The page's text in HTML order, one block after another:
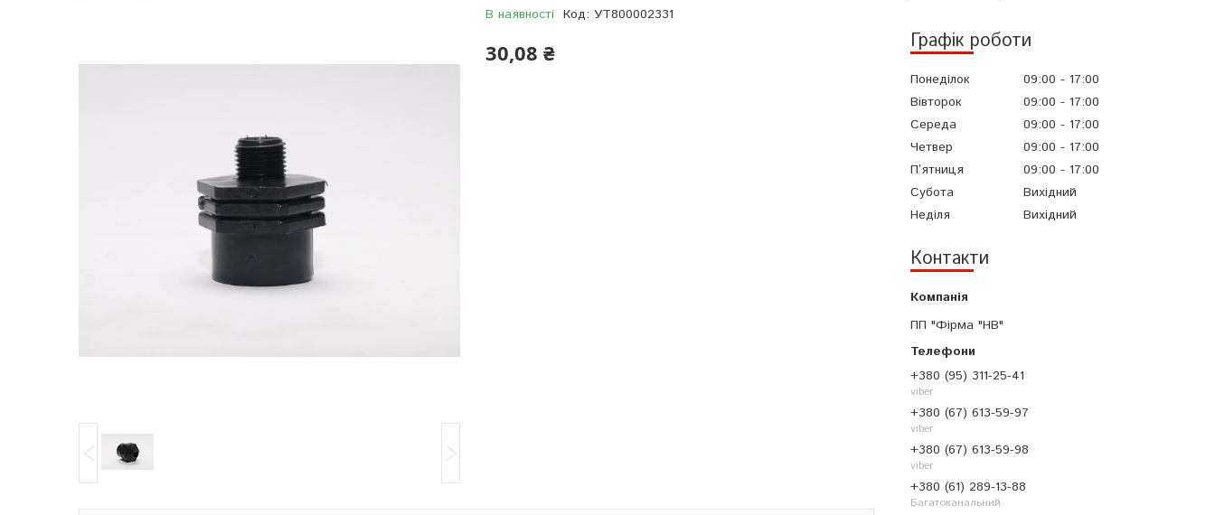
Графік роботи
Понеділок 09:00
17:00
Вівторок
09:00
17:00
Середа
09:00
17:00
Четвер
09:00
17:00
Пʼятниця
09:00
17:00
Субота
Вихідний
Неділя
Вихідний
Контакти
ПП "Фірма "НВ"
+380 (95) 311-25-41
viber
+380 (67) 613-59-97
viber
+380 (67) 613-59-98
viber
+380 (61) 289-13-88
Багатоканальний
В наявності Код: УТ800002331
30,08 ₴